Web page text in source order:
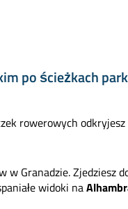
po ścieżkach
rowerowych odkryjesz
w Granadzie. Zjedziesz
widoki na